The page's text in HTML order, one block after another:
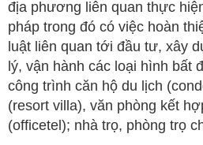
địa phương liên quan thực
pháp trong đó có việc hoàn
luật liên quan tới đầu tư, xây
lý, vận hành các loại hình bất
công trình căn hộ du lịch
(resort villa), văn phòng kết
(officetel); nhà trọ, phòng trọ